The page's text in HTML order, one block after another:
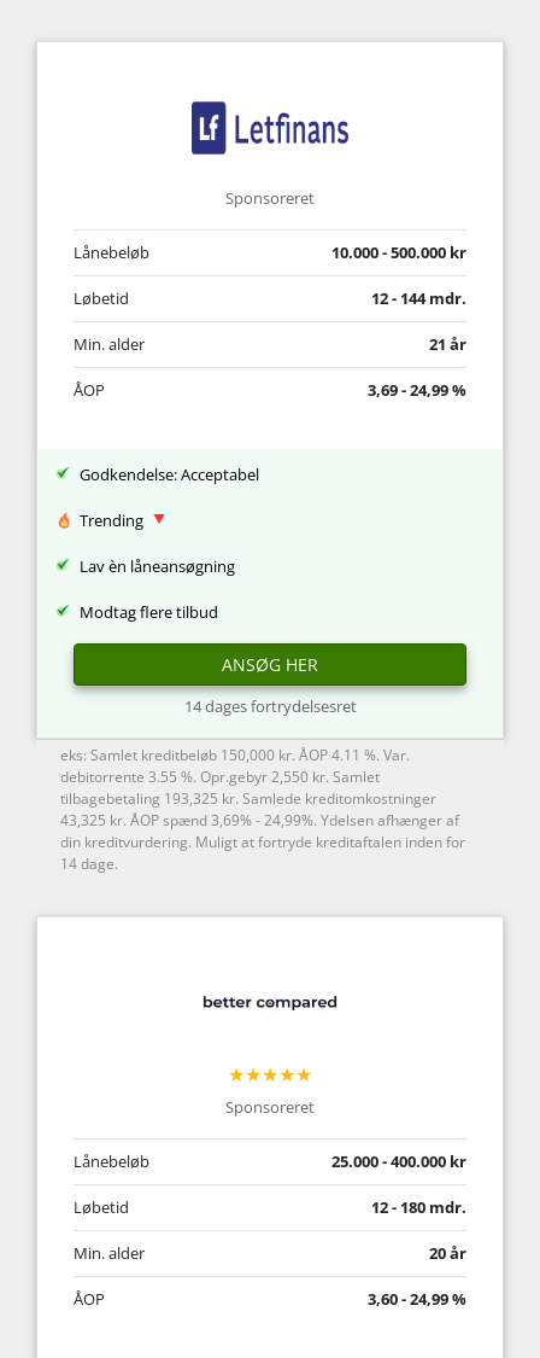
Sponsoreret
Lånebeløb 10.000 - 500.000 kr
Løbetid 12 - 144 mdr.
Min. alder 21 år
ÅOP 3,69 - 24,99 %
Godkendelse: Acceptabel
Trending
Lav èn låneansøgning
Modtag flere tilbud
ANSØG HER
14 dages fortrydelsesret
eks: Samlet kreditbeløb 150,000 kr. ÅOP 4.11 %. Var.
debitorrente 3.55 %. Opr.gebyr 2,550 kr. Samlet
tilbagebetaling 193,325 kr. Samlede kreditomkostninger
43,325 kr. ÅOP spænd 3,69% - 24,99%. Ydelsen afhænger af
din kreditvurdering. Muligt at fortryde kreditaftalen inden for
14 dage.
★★★★★
Sponsoreret
Lånebeløb 25.000 - 400.000 kr
Løbetid 12 - 180 mdr.
Min. alder 20 år
ÅOP 3,60 - 24,99 %